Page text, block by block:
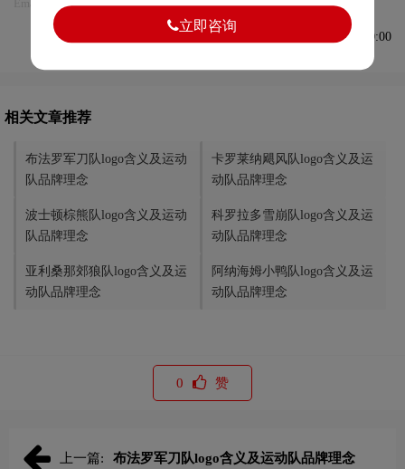
Email:75696531@qq.com，我们将第一时间安排删除。
发布于2025-01-21 09:50:00
相关文章推荐
布法罗军刀队logo含义及运动
队品牌理念
卡罗莱纳飓风队logo含义及运
动队品牌理念
波士顿棕熊队logo含义及运动
队品牌理念
科罗拉多雪崩队logo含义及运
动队品牌理念
亚利桑那郊狼队logo含义及运
动队品牌理念
阿纳海姆小鸭队logo含义及运
动队品牌理念
0 赞
上一篇: 布法罗军刀队logo含义及运动队品牌理念
立即咨询